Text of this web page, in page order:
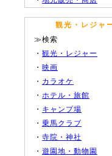
観光・レジャ
≫検索
・ 観光・レジャー
・ 映画
・ カラオケ
・ ホテル・旅館
・ キャンプ場
・ 乗馬クラブ
・ 寺院・神社
・ 遊園地・動物園